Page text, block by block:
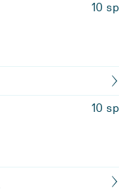
10 sp
10 sp